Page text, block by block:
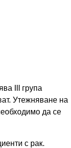
III група
Утежняване на
да се
с рак.